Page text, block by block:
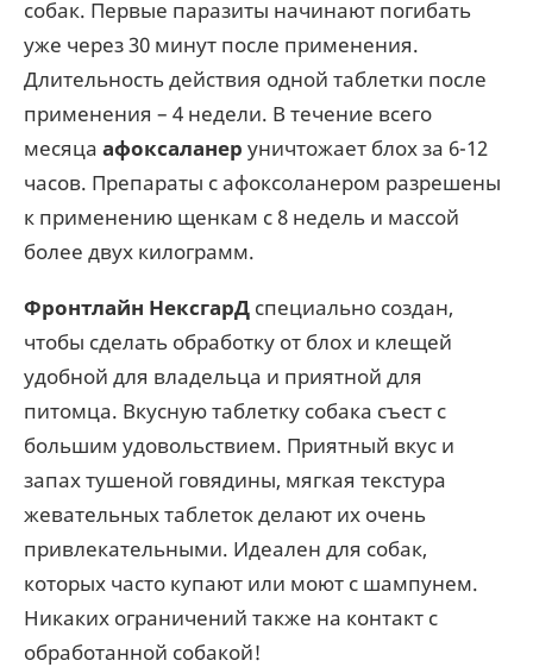
собак. Первые паразиты начинают погибать
уже через 30 минут после применения.
Длительность действия одной таблетки после
применения – 4 недели. В течение всего
месяца афоксаланер уничтожает блох за 6-12
часов. Препараты с афоксоланером разрешены
к применению щенкам с 8 недель и массой
более двух килограмм.
Фронтлайн НексгарД специально создан,
чтобы сделать обработку от блох и клещей
удобной для владельца и приятной для
питомца. Вкусную таблетку собака съест с
большим удовольствием. Приятный вкус и
запах тушеной говядины, мягкая текстура
жевательных таблеток делают их очень
привлекательными. Идеален для собак,
которых часто купают или моют с шампунем.
Никаких ограничений также на контакт с
обработанной собакой!